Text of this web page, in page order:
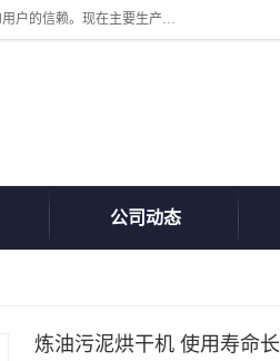
诸城汇泽机械有限公司是一家高新技术设备制造企业。公司坚持以高技术和，高服务于用户，以的环保机械制造设备赢的用户的信赖。现在主要生产死亡畜禽无害化处理和立式和卧式有机肥设备，搅拌机，烘干机，高温发酵机等。污水处理设备，固液分离机。气浮机，化制机等。公司秉承品质，用户至上，科技创新的经营理。
公司动态
炼油污泥烘干机 使用寿命长